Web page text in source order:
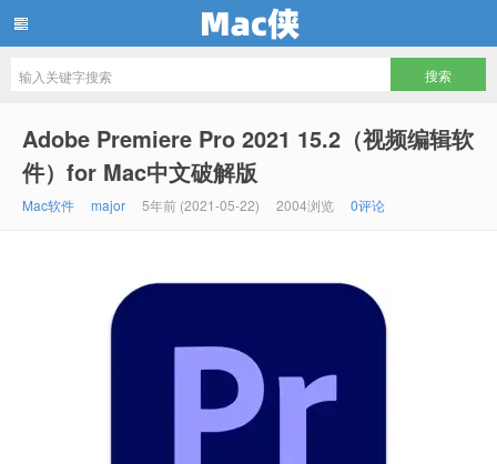
Adobe Premiere Pro 2021 15.2（视频编辑软
件）for Mac中文破解版
Mac软件 major 5年前 (2021-05-22) 2004浏览 0评论